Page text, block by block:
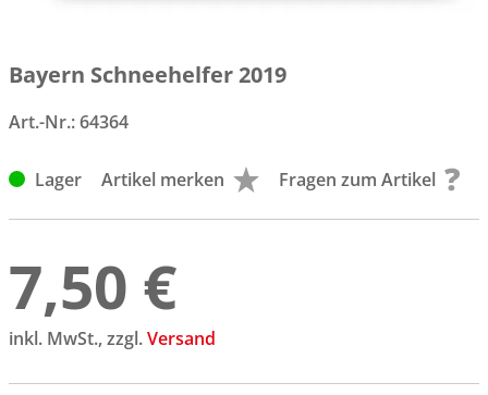
Bayern Schneehelfer 2019
Art.-Nr.:64364
Lager Artikel merken Fragen zum Artikel
7,50 €
inkl. MwSt., zzgl.Versand